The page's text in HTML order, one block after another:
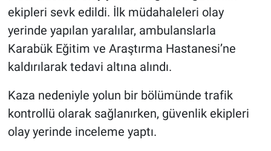
ekipleri sevk edildi. İlk müdahaleleri olay
yerinde yapılan yaralılar, ambulanslarla
Karabük Eğitim ve Araştırma Hastanesi’ne
kaldırılarak tedavi altına alındı.
Kaza nedeniyle yolun bir bölümünde trafik
kontrollü olarak sağlanırken, güvenlik ekipleri
olay yerinde inceleme yaptı.